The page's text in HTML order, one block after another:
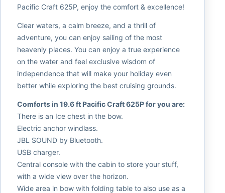
Pacific Craft 625P, enjoy the comfort & excellence!
Clear waters, a calm breeze, and a thrill of
adventure, you can enjoy sailing of the most
heavenly places. You can enjoy a true experience
on the water and feel exclusive wisdom of
independence that will make your holiday even
better while exploring the best cruising grounds.
Comforts in 19.6 ft Pacific Craft 625P for you are:
There is an Ice chest in the bow.
Electric anchor windlass.
JBL SOUND by Bluetooth.
USB charger.
Central console with the cabin to store your stuff,
with a wide view over the horizon.
Wide area in bow with folding table to also use as a